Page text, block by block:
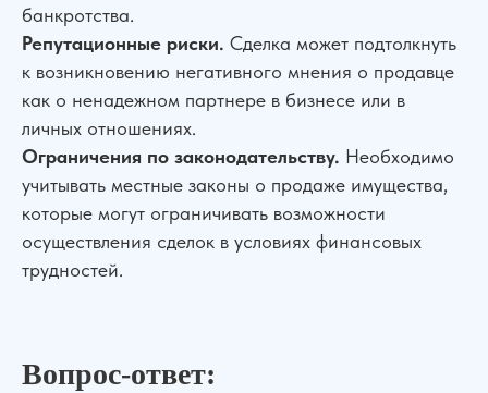
банкротства.
Репутационные риски. Сделка может подтолкнуть
к возникновению негативного мнения о продавце
как о ненадежном партнере в бизнесе или в
личных отношениях.
Ограничения по законодательству. Необходимо
учитывать местные законы о продаже имущества,
которые могут ограничивать возможности
осуществления сделок в условиях финансовых
трудностей.
Вопрос-ответ:
Посмотреть!
России